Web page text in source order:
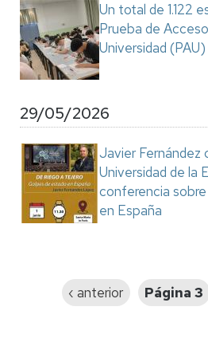
Un total de 1.122
Prueba de
Universidad
29/05/2026
Javier Fernández
Universidad de la
conferencia
en España
Página
‹ anterior Página 3